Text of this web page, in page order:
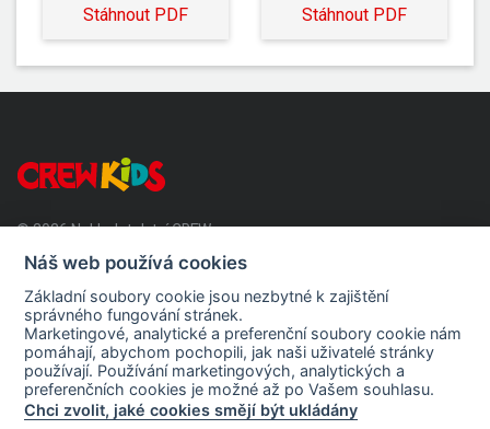
Stáhnout PDF
Stáhnout PDF
© 2026 Nakladatelství CREW s.r.o.
Všechna práva vyhrazena.
© 2026 UNITED PLANKTON PICTURES, INC. SPONGEBOB
SQUAREPANTS TM &
© VIACOM INTERNATIONAL INC. ALL RIGHTS RESERVED.
Kontakt
Náš web používá cookies
Základní soubory cookie jsou nezbytné k zajištění
správného fungování stránek.
Marketingové, analytické a preferenční soubory cookie nám
pomáhají, abychom pochopili, jak naši uživatelé stránky
používají. Používání marketingových, analytických a
preferenčních cookies je možné až po Vašem souhlasu.
Chci zvolit, jaké cookies smějí být ukládány